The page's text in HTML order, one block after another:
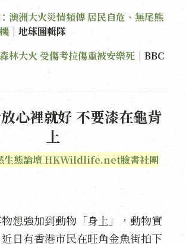
澳洲大火災情頻傳 居民自危、無尾熊
｜地球圖輯隊
林大火 受傷考拉傷重被安樂死 ｜BBC
心裡就好 不要漆在龜背
上
生態論壇 HKWildlife.net臉書社團
想強加到動物「身上」，動物實
日有香港市民在旺角金魚街拍下